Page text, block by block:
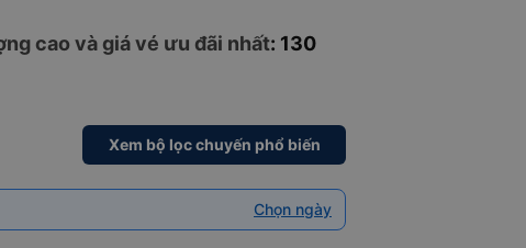
cao và giá vé ưu đãi nhất: 130
Xem bộ lọc chuyến phổ biến
Chọn ngày